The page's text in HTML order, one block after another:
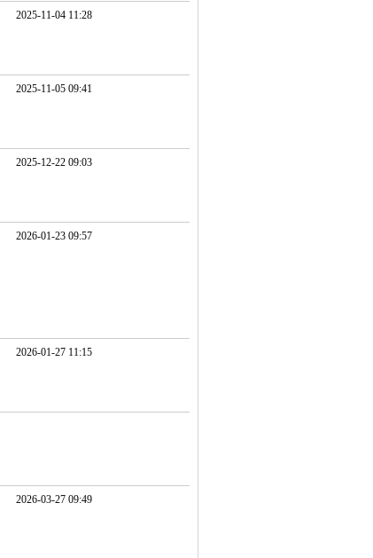
2025-11-04 11:28
2025-11-05 09:41
2025-12-22 09:03
2026-01-23 09:57
2026-01-27 11:15
2026-03-27 09:49